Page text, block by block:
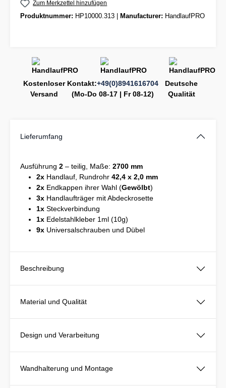
Zum Merkzettel hinzufügen
Produktnummer: HP10000.313 Manufacturer: HandlaufPRO
Kostenloser
Versand
Kontakt:+49(0)8941616704
(Mo-Do 08-17 | Fr 08-12)
Deutsche
Qualität
Lieferumfang
Ausführung 2 – teilig, Maße: 2700 mm
2x Handlauf, Rundrohr 42,4 x 2,0 mm
2x Endkappen ihrer Wahl (Gewölbt)
3x Handlaufträger mit Abdeckrosette
1x Steckverbindung
1x Edelstahlkleber 1ml (10g)
9x Universalschrauben und Dübel
Beschreibung
Material und Qualität
Design und Verarbeitung
Wandhalterung und Montage